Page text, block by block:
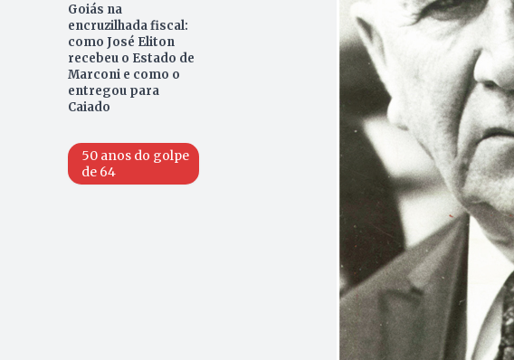
Goiás na
encruzilhada fiscal:
como José Eliton
recebeu o Estado de
Marconi e como o
entregou para
Caiado
50 anos do golpe
de 64